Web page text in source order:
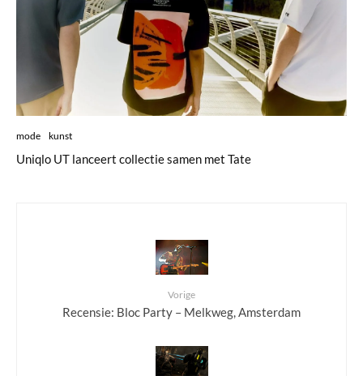
mode kunst
Uniqlo UT lanceert collectie samen met Tate
Vorige
Recensie: Bloc Party – Melkweg, Amsterdam